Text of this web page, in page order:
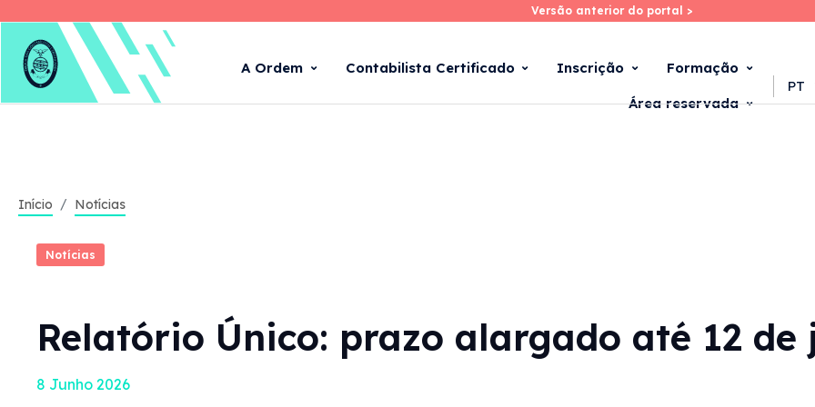
Skip
main
Versão anterior do portal >
Versão anterior do portal >
A Ordem Contabilista Certificado Inscrição Formação
Área reservada
PT
Início Notícias
Notícias
Relatório Único: prazo alargado até 12 de
8 Junho 2026